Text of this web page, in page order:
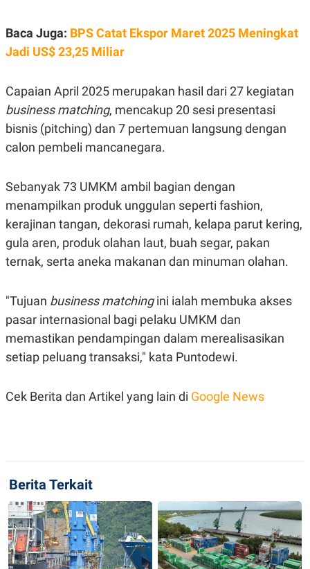
D
A
T
S
K
O
N
A
N
T
L
I
P
U
S
JARINGAN
O
N
T
A
A
D
E
M
P
R
E
S
E
E
A
S
E
D
A
C
E
T
A
K
E
I
T
E
N
Baca Juga: BPS Catat Ekspor Maret 2025 Meningkat
Jadi US$ 23,25 Miliar
Capaian April 2025 merupakan hasil dari 27 kegiatan
business matching, mencakup 20 sesi presentasi
bisnis (pitching) dan 7 pertemuan langsung dengan
calon pembeli mancanegara.
Sebanyak 73 UMKM ambil bagian dengan
menampilkan produk unggulan seperti fashion,
kerajinan tangan, dekorasi rumah, kelapa parut kering,
gula aren, produk olahan laut, buah segar, pakan
ternak, serta aneka makanan dan minuman olahan.
"Tujuan business matchingini ialah membuka akses
pasar internasional bagi pelaku UMKM dan
memastikan pendampingan dalam merealisasikan
setiap peluang transaksi," kata Puntodewi.
Cek Berita dan Artikel yang lain di Google News
Berita Terkait